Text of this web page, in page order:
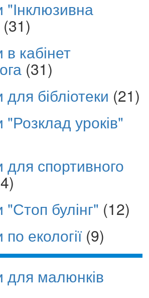
"Інклюзивна
(31)
кабінет
(31)
бібліотеки (21)
уроків"
спортивного
булінг" (12)
екології (9)
для малюнків